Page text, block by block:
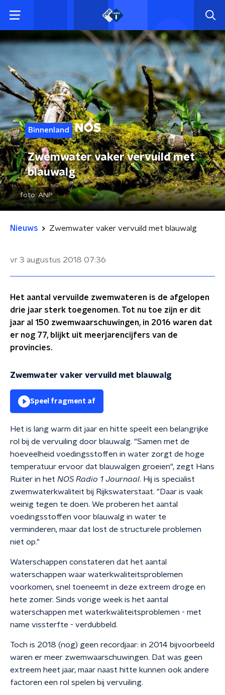
Binnenland
Zwemwater vaker vervuild met
blauwalg
foto: ANP
Nieuws Zwemwater vaker vervuild met blauwalg
vr 3 augustus 2018 07:36
Het aantal vervuilde zwemwateren is de afgelopen
drie jaar sterk toegenomen. Tot nu toe zijn er dit
jaar al 150 zwemwaarschuwingen, in 2016 waren dat
er nog 77, blijkt uit meerjarencijfers van de
provincies.
Zwemwater vaker vervuild met blauwalg
Speel fragment af
Het is lang warm dit jaar en hitte speelt een belangrijke
rol bij de vervuiling door blauwalg. "Samen met de
hoeveelheid voedingsstoffen in water zorgt de hoge
temperatuur ervoor dat blauwalgen groeien", zegt Hans
Ruiter in het NOS Radio 1 Journaal. Hij is specialist
zwemwaterkwaliteit bij Rijkswaterstaat. "Daar is vaak
weinig tegen te doen. We proberen het aantal
voedingsstoffen voor blauwalg in water te
verminderen, maar dat lost de structurele problemen
niet op."
Waterschappen constateren dat het aantal
waterschappen waar waterkwaliteitsproblemen
voorkomen, snel toeneemt in deze extreem droge en
hete zomer. Sinds vorige week is het aantal
waterschappen met waterkwaliteitsproblemen - met
name vissterfte - verdubbeld.
Toch is 2018 (nog) geen recordjaar: in 2014 bijvoorbeeld
waren er meer zwemwaarschuwingen. Dat was geen
extreem heet jaar, maar naast hitte kunnen ook andere
factoren een rol spelen bij vervuiling.